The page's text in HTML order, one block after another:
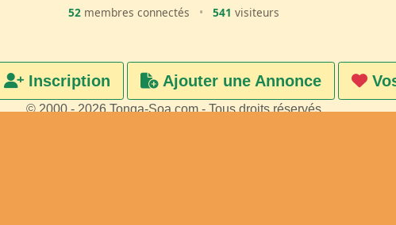
52 membres connectés • 541 visiteurs
Inscription Ajouter une Annonce
© 2000 - 2026 Tonga-Soa.com - Tous droits réservés